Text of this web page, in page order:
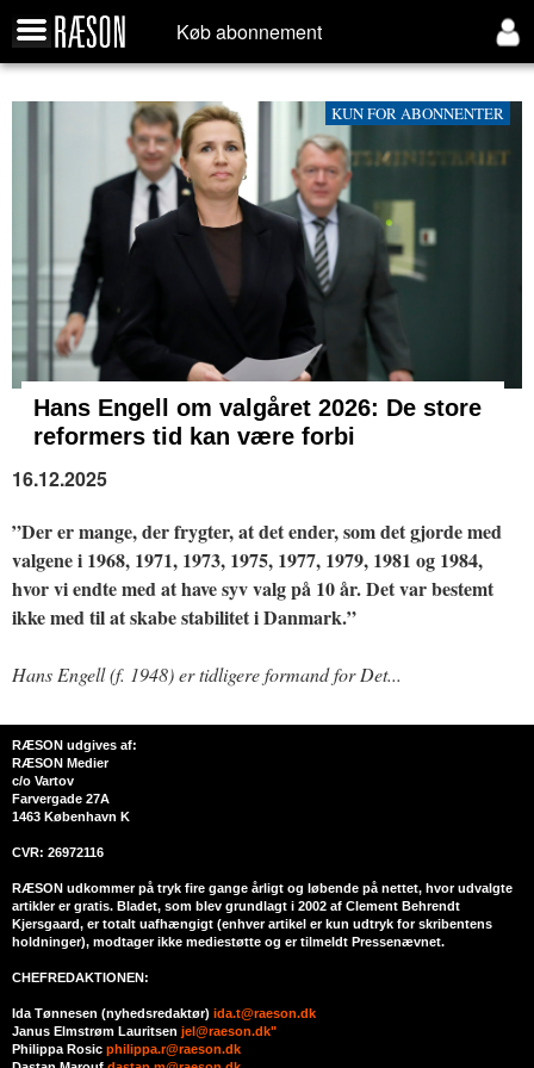
Køb abonnement
KUN FOR ABONNENTER
Hans Engell om valgåret 2026: De store
reformers tid kan være forbi
16.12.2025
”Der er mange, der frygter, at det ender, som det gjorde med
valgene i 1968, 1971, 1973, 1975, 1977, 1979, 1981 og 1984,
hvor vi endte med at have syv valg på 10 år. Det var bestemt
ikke med til at skabe stabilitet i Danmark.”
Hans Engell (f. 1948) er tidligere formand for Det...
RÆSON udgives af:
RÆSON Medier
c/o Vartov
Farvergade 27A
1463 København K
CVR: 26972116
RÆSON udkommer på tryk fire gange årligt og løbende på nettet, hvor udvalgte
artikler er gratis. Bladet, som blev grundlagt i 2002 af Clement Behrendt
Kjersgaard, er totalt uafhængigt (enhver artikel er kun udtryk for skribentens
holdninger), modtager ikke mediestøtte og er tilmeldt Pressenævnet.
CHEFREDAKTIONEN:
Ida Tønnesen (nyhedsredaktør) ida.t@raeson.dk
Janus Elmstrøm Lauritsen jel@raeson.dk"
Philippa Rosic philippa.r@raeson.dk